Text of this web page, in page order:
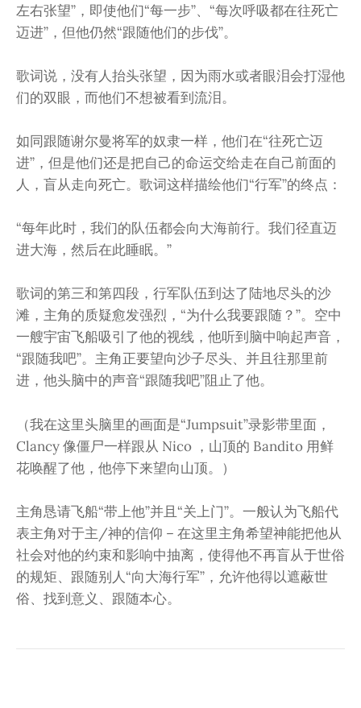
左右张望”，即使他们“每一步”、“每次呼吸都在往死亡
迈进”，但他仍然“跟随他们的步伐”。
歌词说，没有人抬头张望，因为雨水或者眼泪会打湿他
们的双眼，而他们不想被看到流泪。
如同跟随谢尔曼将军的奴隶一样，他们在“往死亡迈
进”，但是他们还是把自己的命运交给走在自己前面的
人，盲从走向死亡。歌词这样描绘他们“行军”的终点：
“每年此时，我们的队伍都会向大海前行。我们径直迈
进大海，然后在此睡眠。”
歌词的第三和第四段，行军队伍到达了陆地尽头的沙
滩，主角的质疑愈发强烈，“为什么我要跟随？”。空中
一艘宇宙飞船吸引了他的视线，他听到脑中响起声音，
“跟随我吧”。主角正要望向沙子尽头、并且往那里前
进，他头脑中的声音“跟随我吧”阻止了他。
（我在这里头脑里的画面是“Jumpsuit”录影带里面，
Clancy 像僵尸一样跟从 Nico ，山顶的 Bandito 用鲜
花唤醒了他，他停下来望向山顶。）
主角恳请飞船“带上他”并且“关上门”。一般认为飞船代
表主角对于主/神的信仰 – 在这里主角希望神能把他从
社会对他的约束和影响中抽离，使得他不再盲从于世俗
的规矩、跟随别人“向大海行军”，允许他得以遮蔽世
俗、找到意义、跟随本心。